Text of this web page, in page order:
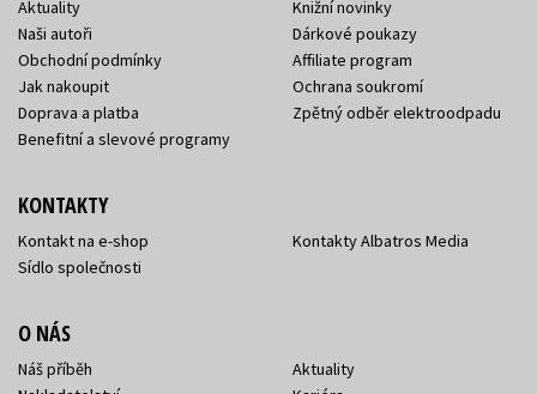
Aktuality
Naši autoři
Obchodní podmínky
Jak nakoupit
Doprava a platba
Benefitní a slevové programy
Knižní novinky
Dárkové poukazy
Affiliate program
Ochrana soukromí
Zpětný odběr elektroodpadu
KONTAKTY
Kontakt na e-shop
Sídlo společnosti
Kontakty Albatros Media
O NÁS
Náš příběh
Aktuality